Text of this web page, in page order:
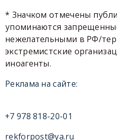
* Значком отмечены
упоминаются
нежелательными в РФ/
экстремистские
иноагенты.
Реклама на сайте:
+7 978 818-20-01
rekforpost@ya.ru